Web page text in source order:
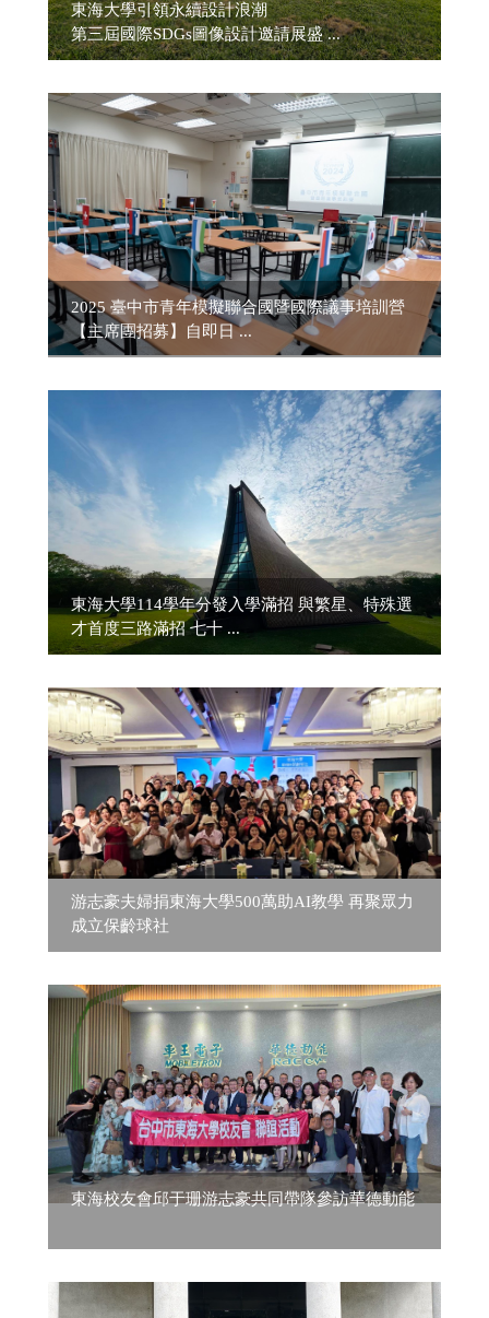
東海大學引領永續設計浪潮
第三屆國際SDGs圖像設計邀請展盛 ...
2025 臺中市青年模擬聯合國暨國際議事培訓營
【主席團招募】自即日 ...
東海大學114學年分發入學滿招 與繁星、特殊選
才首度三路滿招 七十 ...
游志豪夫婦捐東海大學500萬助AI教學 再聚眾力
成立保齡球社
東海校友會邱于珊游志豪共同帶隊參訪華德動能